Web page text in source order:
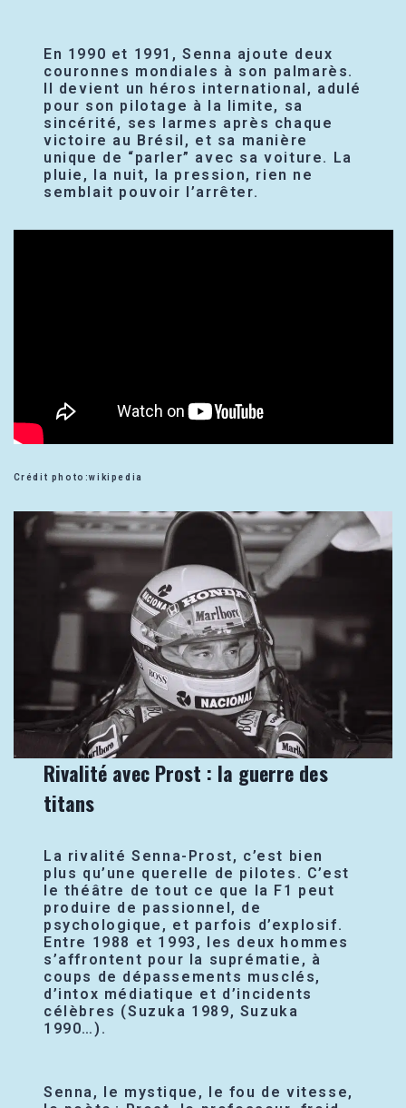
En 1990 et 1991, Senna ajoute deux
couronnes mondiales à son palmarès.
Il devient un héros international, adulé
pour son pilotage à la limite, sa
sincérité, ses larmes après chaque
victoire au Brésil, et sa manière
unique de “parler” avec sa voiture. La
pluie, la nuit, la pression, rien ne
semblait pouvoir l’arrêter.
Crédit photo:wikipedia
Rivalité avec Prost : la guerre des
titans
La rivalité Senna-Prost, c’est bien
plus qu’une querelle de pilotes. C’est
le théâtre de tout ce que la F1 peut
produire de passionnel, de
psychologique, et parfois d’explosif.
Entre 1988 et 1993, les deux hommes
s’affrontent pour la suprématie, à
coups de dépassements musclés,
d’intox médiatique et d’incidents
célèbres (Suzuka 1989, Suzuka
1990…).
Senna, le mystique, le fou de vitesse,